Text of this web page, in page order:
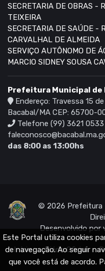
Este Portal utiliza cookies
de navegação. Ao seguir
que você está de acordo.
SECRETARIA DE OBRAS -
TEIXEIRA
SECRETARIA DE SAÚDE -
CARVALHAL DE ALMEIDA
SERVIÇO AUTÔNOMO DE
MARCIO SIDNEY SOUSA
Prefeitura Municipal de
Endereço: Travessa 15
Bacabal/MA CEP: 65700-
Telefone (99) 3621 0533
das 8:00 as 13:00hs
© 2026 Prefeitura
Desenvolvido por
Início Diário Oficial